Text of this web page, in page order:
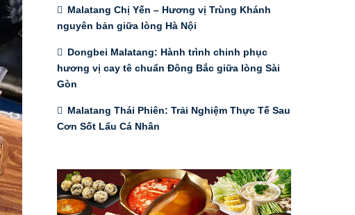
Malatang Chị Yến – Hương vị Trùng Khánh
nguyên bản giữa lòng Hà Nội
Dongbei Malatang: Hành trình chinh phục
hương vị cay tê chuẩn Đông Bắc giữa lòng Sài
Gòn
Malatang Thái Phiên: Trải Nghiệm Thực Tế Sau
Cơn Sốt Lẩu Cá Nhân